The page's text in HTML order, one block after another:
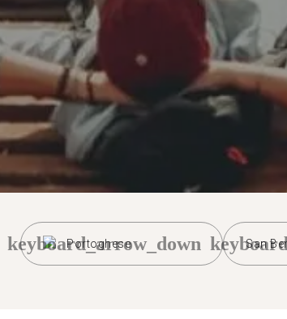
Portoghese
keyboard_arrow_down San